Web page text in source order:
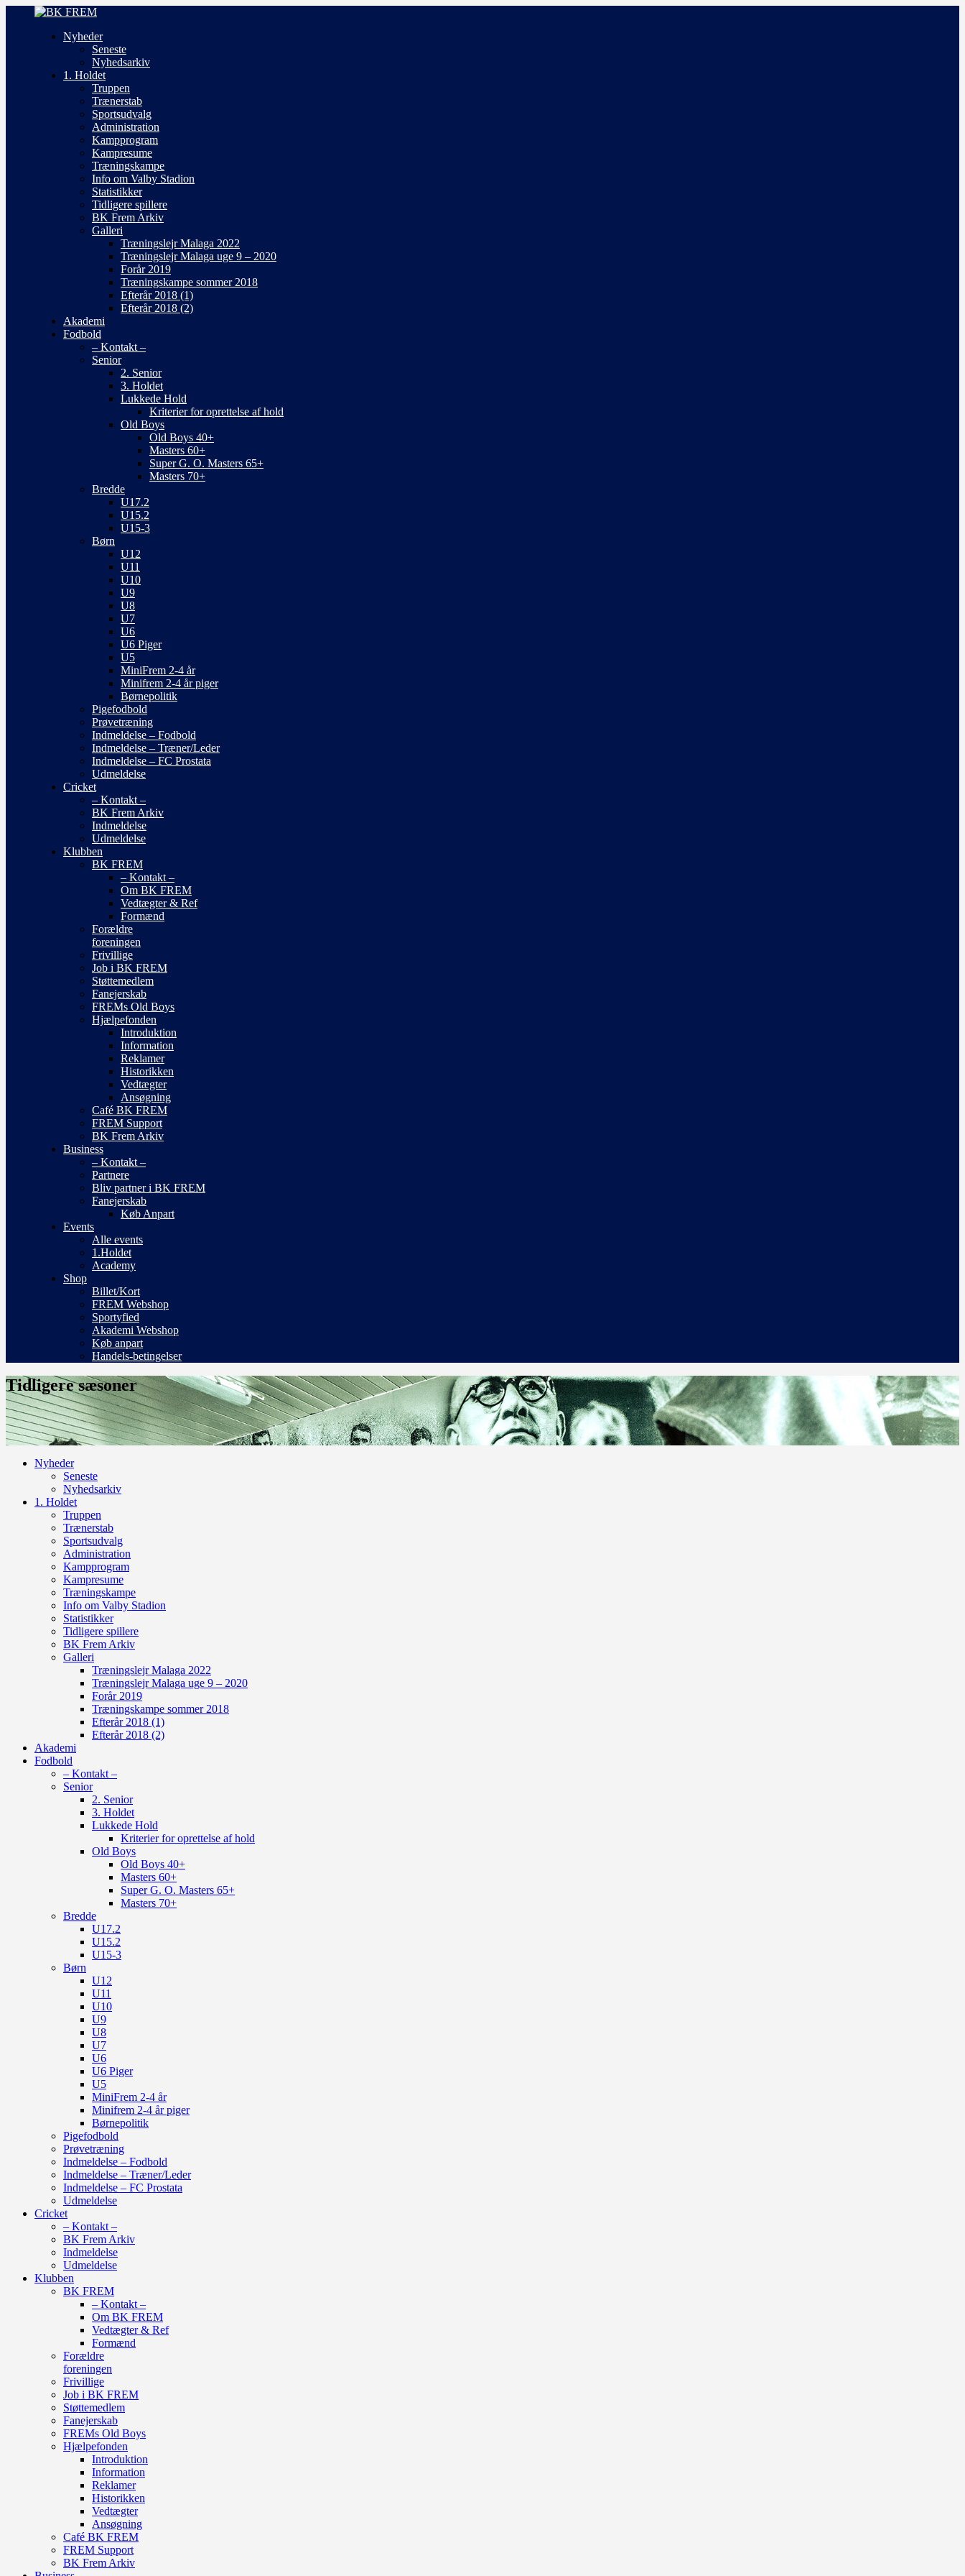
Nyheder
Seneste
Nyhedsarkiv
1. Holdet
Truppen
Trænerstab
Sportsudvalg
Administration
Kampprogram
Kampresume
Træningskampe
Info om Valby Stadion
Statistikker
Tidligere spillere
BK Frem Arkiv
Galleri
Træningslejr Malaga 2022
Træningslejr Malaga uge 9 – 2020
Forår 2019
Træningskampe sommer 2018
Efterår 2018 (1)
Efterår 2018 (2)
Akademi
Fodbold
– Kontakt –
Senior
2. Senior
3. Holdet
Lukkede Hold
Kriterier for oprettelse af hold
Old Boys
Old Boys 40+
Masters 60+
Super G. O. Masters 65+
Masters 70+
Bredde
U17.2
U15.2
U15-3
Børn
U12
U11
U10
U9
U8
U7
U6
U6 Piger
U5
MiniFrem 2-4 år
Minifrem 2-4 år piger
Børnepolitik
Pigefodbold
Prøvetræning
Indmeldelse – Fodbold
Indmeldelse – Træner/Leder
Indmeldelse – FC Prostata
Udmeldelse
Cricket
– Kontakt –
BK Frem Arkiv
Indmeldelse
Udmeldelse
Klubben
BK FREM
– Kontakt –
Om BK FREM
Vedtægter & Ref
Formænd
Forældre
foreningen
Frivillige
Job i BK FREM
Støttemedlem
Fanejerskab
FREMs Old Boys
Hjælpefonden
Introduktion
Information
Reklamer
Historikken
Vedtægter
Ansøgning
Café BK FREM
FREM Support
BK Frem Arkiv
Business
– Kontakt –
Partnere
Bliv partner i BK FREM
Fanejerskab
Køb Anpart
Events
Alle events
1.Holdet
Academy
Shop
Billet/Kort
FREM Webshop
Sportyfied
Akademi Webshop
Køb anpart
Handels-betingelser
Tidligere sæsoner
Nyheder
Seneste
Nyhedsarkiv
1. Holdet
Truppen
Trænerstab
Sportsudvalg
Administration
Kampprogram
Kampresume
Træningskampe
Info om Valby Stadion
Statistikker
Tidligere spillere
BK Frem Arkiv
Galleri
Træningslejr Malaga 2022
Træningslejr Malaga uge 9 – 2020
Forår 2019
Træningskampe sommer 2018
Efterår 2018 (1)
Efterår 2018 (2)
Akademi
Fodbold
– Kontakt –
Senior
2. Senior
3. Holdet
Lukkede Hold
Kriterier for oprettelse af hold
Old Boys
Old Boys 40+
Masters 60+
Super G. O. Masters 65+
Masters 70+
Bredde
U17.2
U15.2
U15-3
Børn
U12
U11
U10
U9
U8
U7
U6
U6 Piger
U5
MiniFrem 2-4 år
Minifrem 2-4 år piger
Børnepolitik
Pigefodbold
Prøvetræning
Indmeldelse – Fodbold
Indmeldelse – Træner/Leder
Indmeldelse – FC Prostata
Udmeldelse
Cricket
– Kontakt –
BK Frem Arkiv
Indmeldelse
Udmeldelse
Klubben
BK FREM
– Kontakt –
Om BK FREM
Vedtægter & Ref
Formænd
Forældre
foreningen
Frivillige
Job i BK FREM
Støttemedlem
Fanejerskab
FREMs Old Boys
Hjælpefonden
Introduktion
Information
Reklamer
Historikken
Vedtægter
Ansøgning
Café BK FREM
FREM Support
BK Frem Arkiv